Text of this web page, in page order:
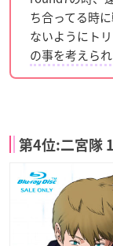
ち合ってる時
ないようにト
の事を考えら
第4位:二宮隊